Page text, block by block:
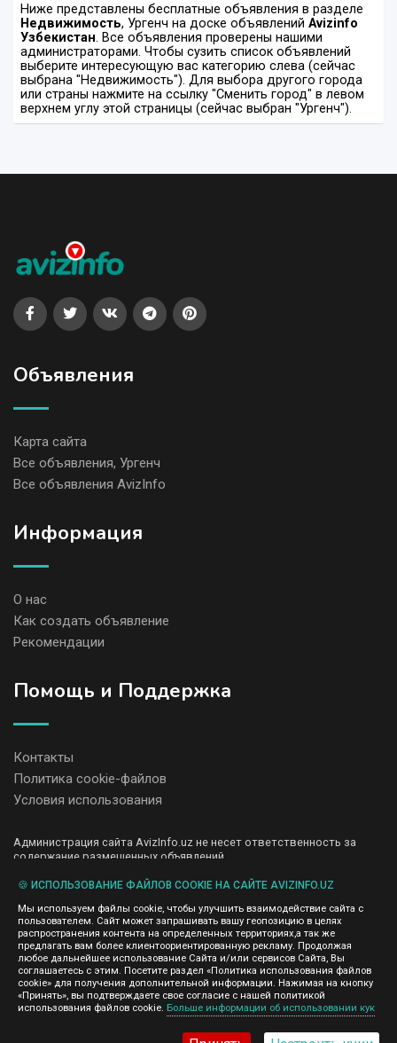
Ниже представлены бесплатные объявления в разделе
Недвижимость, Ургенч на доске объявлений Avizinfo
Узбекистан. Все объявления проверены нашими
администраторами. Чтобы сузить список объявлений
выберите интересующую вас категорию слева (сейчас
выбрана "Недвижимость"). Для выбора другого города
или страны нажмите на ссылку "Сменить город" в левом
верхнем углу этой страницы (сейчас выбран "Ургенч").
Объявления
Карта сайта
Все объявления, Ургенч
Все объявления AvizInfo
Информация
О нас
Как создать объявление
Рекомендации
Помощь и Поддержка
Контакты
Политика cookie-файлов
Условия использования
Администрация сайта AvizInfo.uz не несет ответственность за
содержание размещенных объявлений.
передаем и не продаем личную информацию зарегистрированных
правила конфиденциальности сайтов на которые ссылается
AvizInfo.uz. На некоторых страницах нашего сайта представлена
реклама Google Adsense Advertising Network. Чтобы узнать
подробней о правилах конфиденциальности Google нажмите тут
©2008-2026,AvizInfo.uz
🍪 ИСПОЛЬЗОВАНИЕ ФАЙЛОВ COOKIE НА САЙТЕ AVIZINFO.UZ
Мы используем файлы cookie, чтобы улучшить взаимодействие сайта с
пользователем. Сайт может запрашивать вашу геопозицию в целях
распространения контента на определенных территориях,а так же
предлагать вам более клиентоориентированную рекламу. Продолжая
любое дальнейшее использование Сайта и/или сервисов Сайта, Вы
соглашаетесь с этим. Посетите раздел «Политика использования файлов
cookie» для получения дополнительной информации. Нажимая на кнопку
«Принять», вы подтверждаете свое согласие с нашей политикой
использования файлов cookie. Больше информации об использовании кук